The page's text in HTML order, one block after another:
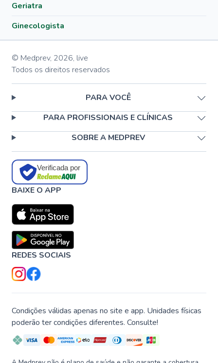
Geriatra
Ginecologista
© Medprev, 2026, live
Todos os direitos reservados
PARA VOCÊ
PARA PROFISSIONAIS E CLÍNICAS
SOBRE A MEDPREV
Verificada por
BAIXE O APP
REDES SOCIAIS
Condições válidas apenas no site e app. Unidades físicas
poderão ter condições diferentes. Consulte!